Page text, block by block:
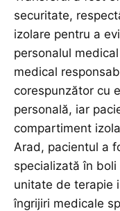
securitate,
izolare pentru a
personalul
medical
corespunzător cu
personală, iar
compartiment
Arad, pacientul a
specializată în
unitate de terapie
îngrijiri medicale